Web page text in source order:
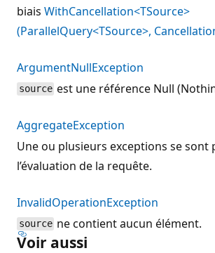
biais WithCancellation<TSource>
(ParallelQuery<TSource>,
ArgumentNullException
source est une référence Null
AggregateException
Une ou plusieurs exceptions se
l’évaluation de la requête.
InvalidOperationException
source ne contient aucun élément.
Voir aussi